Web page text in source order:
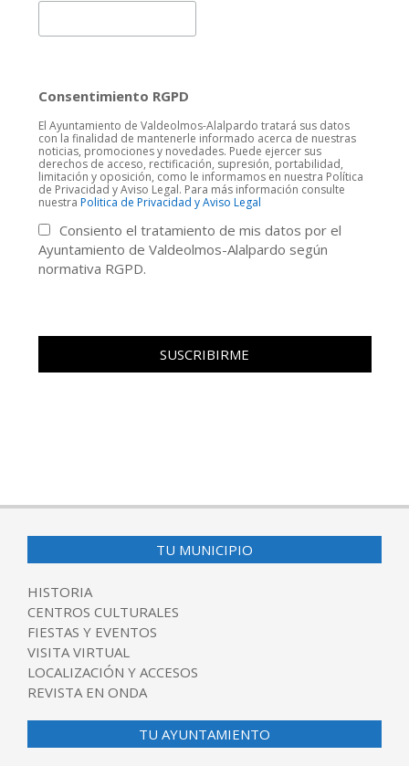
Consentimiento RGPD
El Ayuntamiento de Valdeolmos-Alalpardo tratará sus datos
con la finalidad de mantenerle informado acerca de nuestras
noticias, promociones y novedades. Puede ejercer sus
derechos de acceso, rectificación, supresión, portabilidad,
limitación y oposición, como le informamos en nuestra Política
de Privacidad y Aviso Legal. Para más información consulte
nuestra Politica de Privacidad y Aviso Legal
Consiento el tratamiento de mis datos por el
Ayuntamiento de Valdeolmos-Alalpardo según
normativa RGPD.
TU MUNICIPIO
HISTORIA
CENTROS CULTURALES
FIESTAS Y EVENTOS
VISITA VIRTUAL
LOCALIZACIÓN Y ACCESOS
REVISTA EN ONDA
TU AYUNTAMIENTO